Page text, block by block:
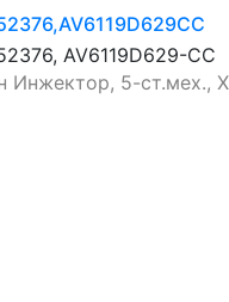
AV6119D629-CC
Инжектор, 5-ст.мех.,